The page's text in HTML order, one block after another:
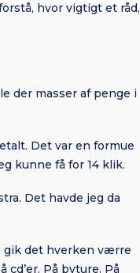
hvor vigtigt et råd,
der masser af penge i
Det var en formue
kunne få for 14 klik.
Det havde jeg da
gik det hverken værre
På byture. På